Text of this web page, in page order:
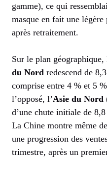
gamme), ce qui
masque en fait une
après retraitement.
Sur le plan géographique,
du Nord redescend de
comprise entre 4 % et 5
l’opposé, l’Asie du Nord
d’une chute initiale de
La Chine montre même
une progression des
trimestre, après un